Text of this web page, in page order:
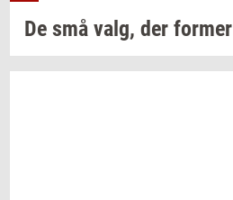
De små valg, der for­mer